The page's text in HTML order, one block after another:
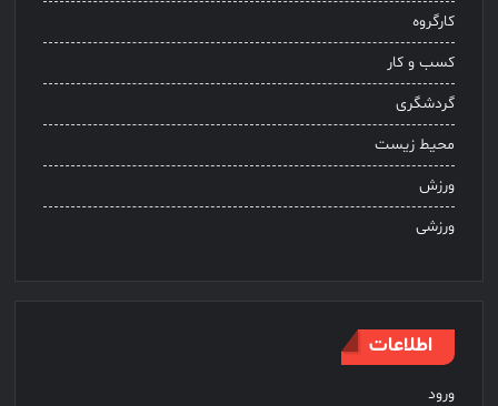
کارگروه
کسب و کار
گردشگری
محیط زیست
ورزش
ورزشی
اطلاعات
ورود